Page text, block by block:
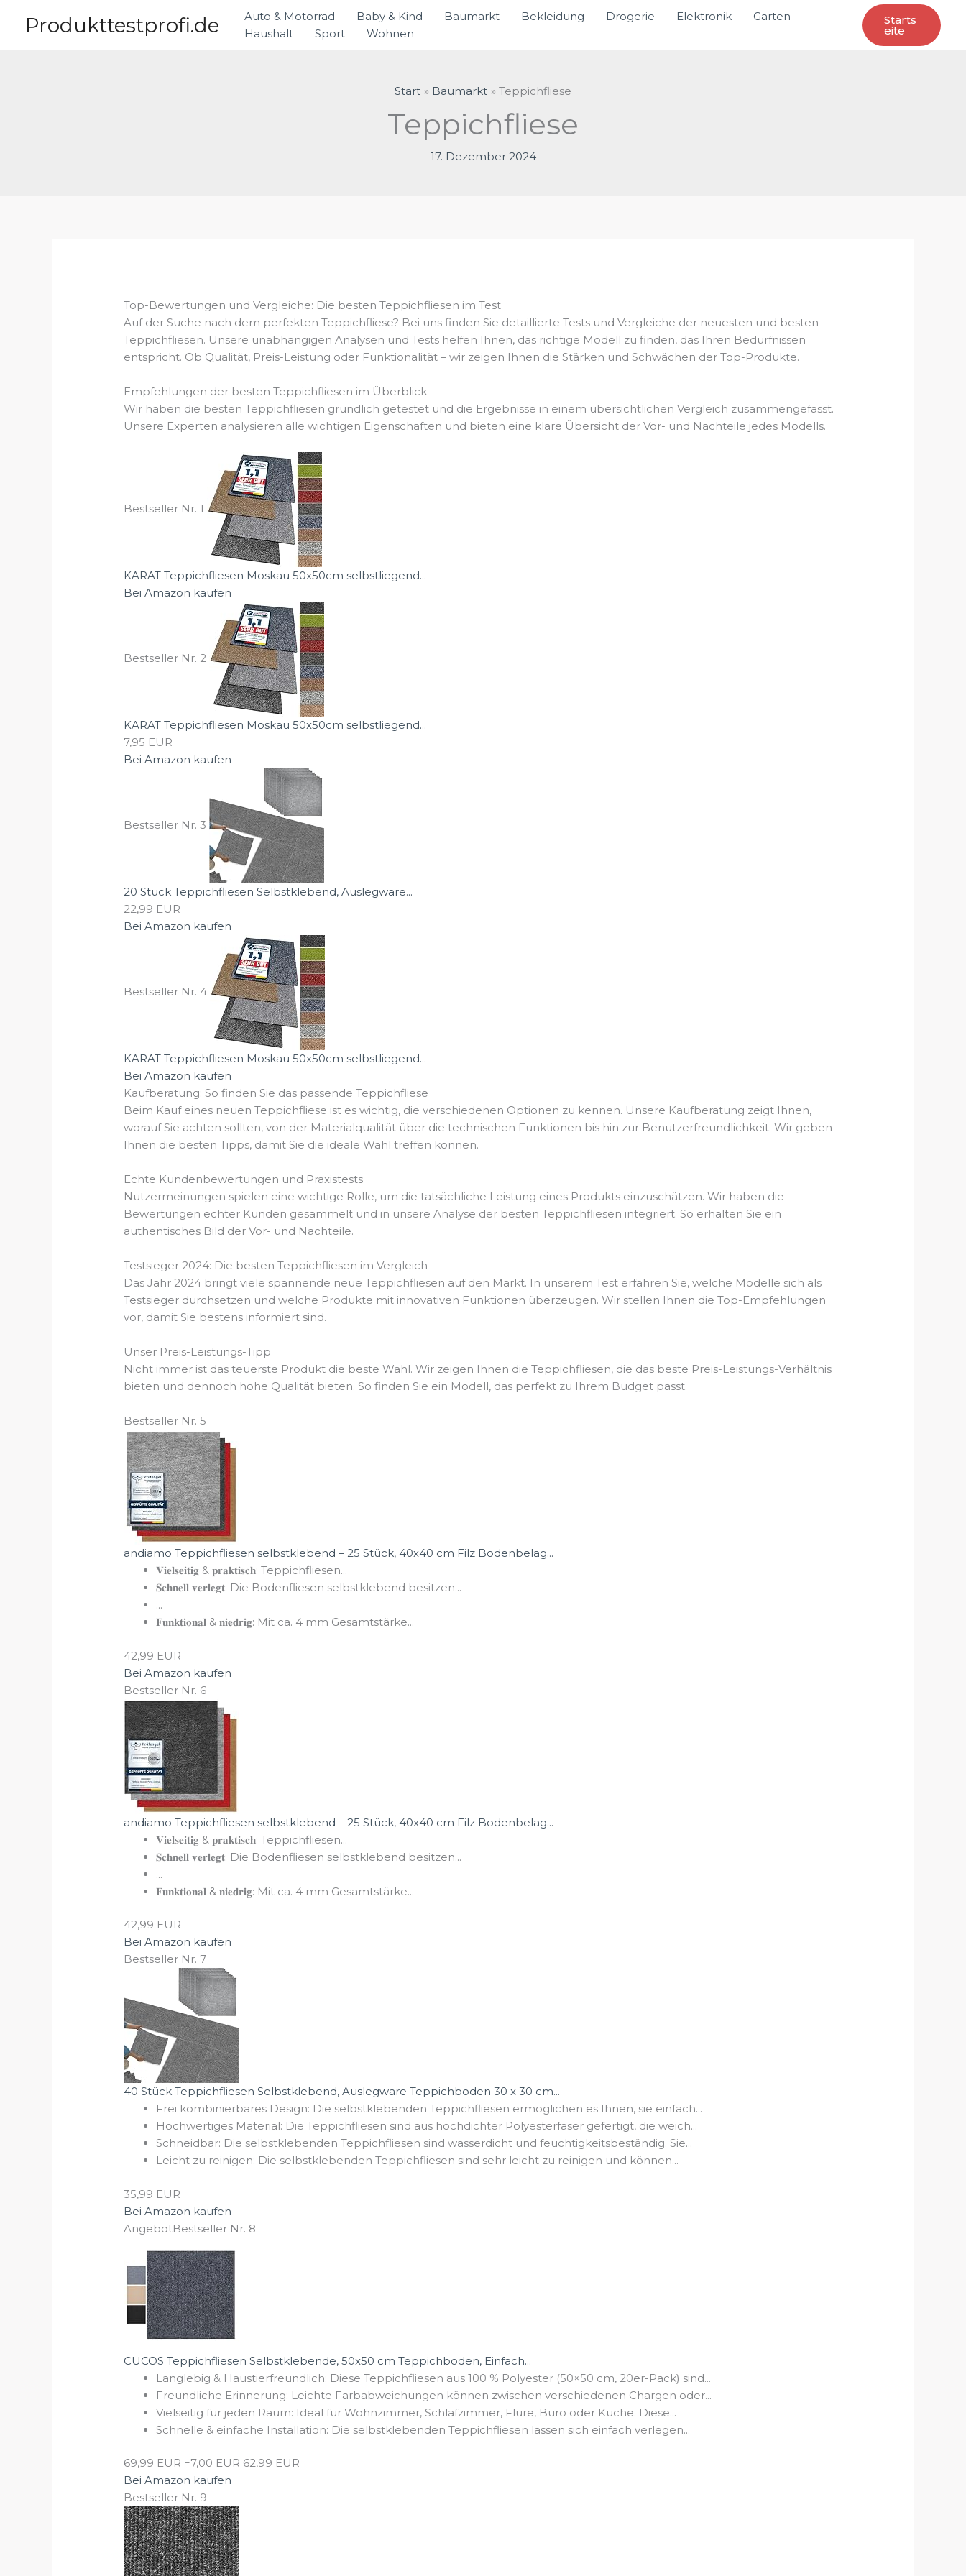
InhaltProdukttestprofi.de Auto & Motorrad Baby & Kind Baumarkt Bekleidung Drogerie Elektronik
Garten
Haushalt
Sport Wohnen
Starts
Eite
Start Baumarkt Teppichfliese
Teppichfliese
17. Dezember 2024
Top-Bewertungen und Vergleiche: Die besten Teppichfliesen im Test
Auf der Suche nach dem perfekten Teppichfliese? Bei uns finden Sie detaillierte Tests und Vergleiche der neuesten und besten
Teppichfliesen. Unsere unabhängigen Analysen und Tests helfen Ihnen, das richtige Modell zu finden, das Ihren Bedürfnissen
entspricht. Ob Qualität, Preis-Leistung oder Funktionalität – wir zeigen Ihnen die Stärken und Schwächen der Top-Produkte.
Empfehlungen der besten Teppichfliesen im Überblick
Wir haben die besten Teppichfliesen gründlich getestet und die Ergebnisse in einem übersichtlichen Vergleich zusammengefasst.
Unsere Experten analysieren alle wichtigen Eigenschaften und bieten eine klare Übersicht der Vor- und Nachteile jedes Modells.
Bestseller Nr. 1
KARAT Teppichfliesen Moskau 50x50cm selbstliegend...
Bei Amazon kaufen
Bestseller Nr. 2
KARAT Teppichfliesen Moskau 50x50cm selbstliegend...
7,95 EUR
Bei Amazon kaufen
Bestseller Nr. 3
20 Stück Teppichfliesen Selbstklebend, Auslegware...
22,99 EUR
Bei Amazon kaufen
Bestseller Nr. 4
KARAT Teppichfliesen Moskau 50x50cm selbstliegend...
Bei Amazon kaufen
Kaufberatung: So finden Sie das passende Teppichfliese
Beim Kauf eines neuen Teppichfliese ist es wichtig, die verschiedenen Optionen zu kennen. Unsere Kaufberatung zeigt Ihnen,
worauf Sie achten sollten, von der Materialqualität über die technischen Funktionen bis hin zur Benutzerfreundlichkeit. Wir geben
Ihnen die besten Tipps, damit Sie die ideale Wahl treffen können.
Echte Kundenbewertungen und Praxistests
Nutzermeinungen spielen eine wichtige Rolle, um die tatsächliche Leistung eines Produkts einzuschätzen. Wir haben die
Bewertungen echter Kunden gesammelt und in unsere Analyse der besten Teppichfliesen integriert. So erhalten Sie ein
authentisches Bild der Vor- und Nachteile.
Testsieger 2024: Die besten Teppichfliesen im Vergleich
Das Jahr 2024 bringt viele spannende neue Teppichfliesen auf den Markt. In unserem Test erfahren Sie, welche Modelle sich als
Testsieger durchsetzen und welche Produkte mit innovativen Funktionen überzeugen. Wir stellen Ihnen die Top-Empfehlungen
vor, damit Sie bestens informiert sind.
Unser Preis-Leistungs-Tipp
Nicht immer ist das teuerste Produkt die beste Wahl. Wir zeigen Ihnen die Teppichfliesen, die das beste Preis-Leistungs-Verhältnis
bieten und dennoch hohe Qualität bieten. So finden Sie ein Modell, das perfekt zu Ihrem Budget passt.
Bestseller Nr. 5
andiamo Teppichfliesen selbstklebend – 25 Stück, 40x40 cm Filz Bodenbelag...
𝐕𝐢𝐞𝐥𝐬𝐞𝐢𝐭𝐢𝐠 & 𝐩𝐫𝐚𝐤𝐭𝐢𝐬𝐜𝐡: Teppichfliesen...
𝐒𝐜𝐡𝐧𝐞𝐥𝐥 𝐯𝐞𝐫𝐥𝐞𝐠𝐭: Die Bodenfliesen selbstklebend besitzen...
...
𝐅𝐮𝐧𝐤𝐭𝐢𝐨𝐧𝐚𝐥 & 𝐧𝐢𝐞𝐝𝐫𝐢𝐠: Mit ca. 4 mm Gesamtstärke...
42,99 EUR
Bei Amazon kaufen
Bestseller Nr. 6
andiamo Teppichfliesen selbstklebend – 25 Stück, 40x40 cm Filz Bodenbelag...
𝐕𝐢𝐞𝐥𝐬𝐞𝐢𝐭𝐢𝐠 & 𝐩𝐫𝐚𝐤𝐭𝐢𝐬𝐜𝐡: Teppichfliesen...
𝐒𝐜𝐡𝐧𝐞𝐥𝐥 𝐯𝐞𝐫𝐥𝐞𝐠𝐭: Die Bodenfliesen selbstklebend besitzen...
...
𝐅𝐮𝐧𝐤𝐭𝐢𝐨𝐧𝐚𝐥 & 𝐧𝐢𝐞𝐝𝐫𝐢𝐠: Mit ca. 4 mm Gesamtstärke...
42,99 EUR
Bei Amazon kaufen
Bestseller Nr. 7
40 Stück Teppichfliesen Selbstklebend, Auslegware Teppichboden 30 x 30 cm...
Frei kombinierbares Design: Die selbstklebenden Teppichfliesen ermöglichen es Ihnen, sie einfach...
Hochwertiges Material: Die Teppichfliesen sind aus hochdichter Polyesterfaser gefertigt, die weich...
Schneidbar: Die selbstklebenden Teppichfliesen sind wasserdicht und feuchtigkeitsbeständig. Sie...
Leicht zu reinigen: Die selbstklebenden Teppichfliesen sind sehr leicht zu reinigen und können...
35,99 EUR
Bei Amazon kaufen
AngebotBestseller Nr. 8
CUCOS Teppichfliesen Selbstklebende, 50x50 cm Teppichboden, Einfach...
Langlebig & Haustierfreundlich: Diese Teppichfliesen aus 100 % Polyester (50×50 cm, 20er-Pack) sind...
Freundliche Erinnerung: Leichte Farbabweichungen können zwischen verschiedenen Chargen oder...
Vielseitig für jeden Raum: Ideal für Wohnzimmer, Schlafzimmer, Flure, Büro oder Küche. Diese...
Schnelle & einfache Installation: Die selbstklebenden Teppichfliesen lassen sich einfach verlegen...
69,99 EUR −7,00 EUR 62,99 EUR
Bei Amazon kaufen
Bestseller Nr. 9